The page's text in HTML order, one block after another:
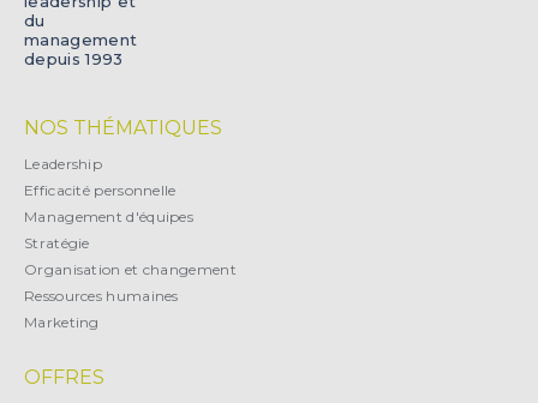
du
management
depuis 1993
NOS THÉMATIQUES
Leadership
Efficacité personnelle
Management d'équipes
Stratégie
Organisation et changement
Ressources humaines
Marketing
OFFRES